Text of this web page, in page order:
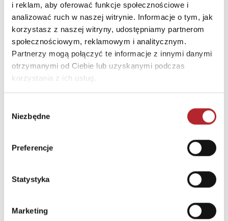
i reklam, aby oferować funkcje społecznościowe i
analizować ruch w naszej witrynie. Informacje o tym, jak
korzystasz z naszej witryny, udostępniamy partnerom
społecznościowym, reklamowym i analitycznym.
Partnerzy mogą połączyć te informacje z innymi danymi
otrzymanymi od Ciebie lub uzyskanymi podczas
korzystania z ich usług.
zgody
Niezbędne
Preferencje
Statystyka
Marketing
Miasto WARSZAWA
INNI KLIENCI KUPOWALI